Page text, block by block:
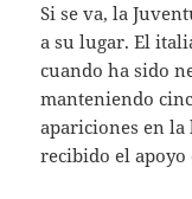
Si se va, la
a su lugar. El
cuando ha sido
manteniendo
apariciones en la
recibido el